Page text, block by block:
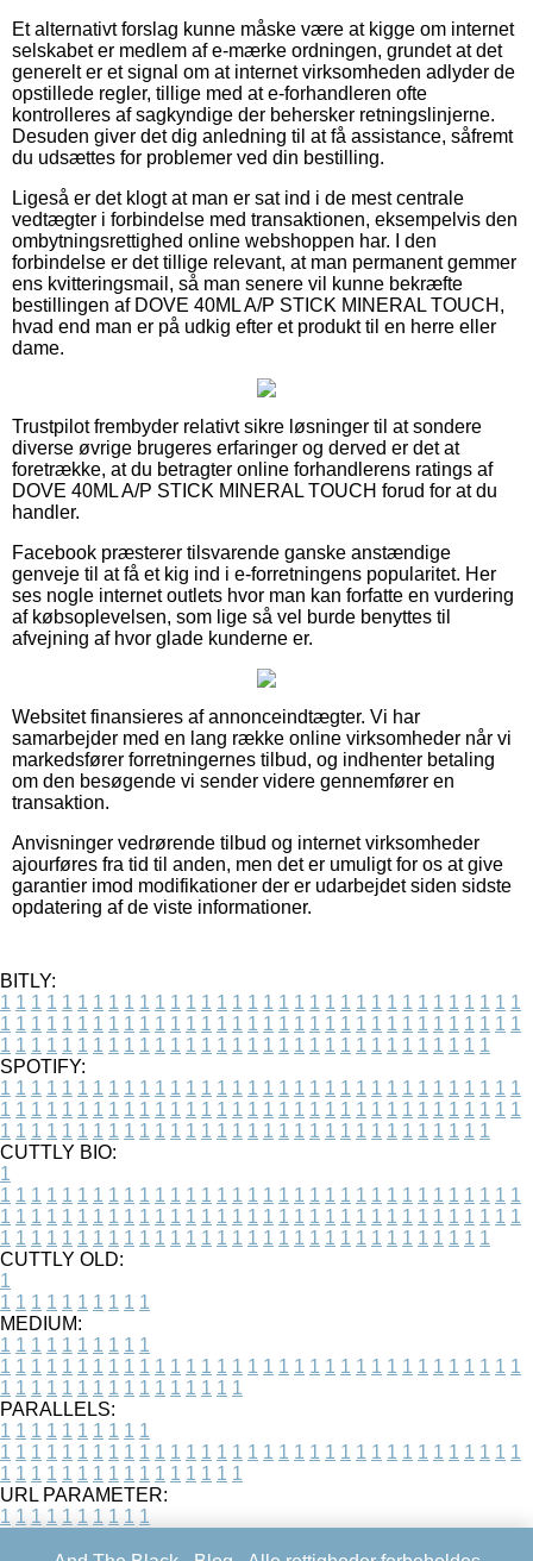
Et alternativt forslag kunne måske være at kigge om internet
selskabet er medlem af e-mærke ordningen, grundet at det
generelt er et signal om at internet virksomheden adlyder de
opstillede regler, tillige med at e-forhandleren ofte
kontrolleres af sagkyndige der behersker retningslinjerne.
Desuden giver det dig anledning til at få assistance, såfremt
du udsættes for problemer ved din bestilling.
Ligeså er det klogt at man er sat ind i de mest centrale
vedtægter i forbindelse med transaktionen, eksempelvis den
ombytningsrettighed online webshoppen har. I den
forbindelse er det tillige relevant, at man permanent gemmer
ens kvitteringsmail, så man senere vil kunne bekræfte
bestillingen af DOVE 40ML A/P STICK MINERAL TOUCH,
hvad end man er på udkig efter et produkt til en herre eller
dame.
Trustpilot frembyder relativt sikre løsninger til at sondere
diverse øvrige brugeres erfaringer og derved er det at
foretrække, at du betragter online forhandlerens ratings af
DOVE 40ML A/P STICK MINERAL TOUCH forud for at du
handler.
Facebook præsterer tilsvarende ganske anstændige
genveje til at få et kig ind i e-forretningens popularitet. Her
ses nogle internet outlets hvor man kan forfatte en vurdering
af købsoplevelsen, som lige så vel burde benyttes til
afvejning af hvor glade kunderne er.
Websitet finansieres af annonceindtægter. Vi har
samarbejder med en lang række online virksomheder når vi
markedsfører forretningernes tilbud, og indhenter betaling
om den besøgende vi sender videre gennemfører en
transaktion.
Anvisninger vedrørende tilbud og internet virksomheder
ajourføres fra tid til anden, men det er umuligt for os at give
garantier imod modifikationer der er udarbejdet siden sidste
opdatering af de viste informationer.
BITLY:
1 1 1 1 1 1 1 1 1 1 1 1 1 1 1 1 1 1 1 1 1 1 1 1 1 1 1 1 1 1 1 1 1 1
1 1 1 1 1 1 1 1 1 1 1 1 1 1 1 1 1 1 1 1 1 1 1 1 1 1 1 1 1 1 1 1 1 1
1 1 1 1 1 1 1 1 1 1 1 1 1 1 1 1 1 1 1 1 1 1 1 1 1 1 1 1 1 1 1 1
SPOTIFY:
1 1 1 1 1 1 1 1 1 1 1 1 1 1 1 1 1 1 1 1 1 1 1 1 1 1 1 1 1 1 1 1 1 1
1 1 1 1 1 1 1 1 1 1 1 1 1 1 1 1 1 1 1 1 1 1 1 1 1 1 1 1 1 1 1 1 1 1
1 1 1 1 1 1 1 1 1 1 1 1 1 1 1 1 1 1 1 1 1 1 1 1 1 1 1 1 1 1 1 1
CUTTLY BIO:
1
1 1 1 1 1 1 1 1 1 1 1 1 1 1 1 1 1 1 1 1 1 1 1 1 1 1 1 1 1 1 1 1 1 1
1 1 1 1 1 1 1 1 1 1 1 1 1 1 1 1 1 1 1 1 1 1 1 1 1 1 1 1 1 1 1 1 1 1
1 1 1 1 1 1 1 1 1 1 1 1 1 1 1 1 1 1 1 1 1 1 1 1 1 1 1 1 1 1 1 1
CUTTLY OLD:
1
1 1 1 1 1 1 1 1 1 1
MEDIUM:
1 1 1 1 1 1 1 1 1 1
1 1 1 1 1 1 1 1 1 1 1 1 1 1 1 1 1 1 1 1 1 1 1 1 1 1 1 1 1 1 1 1 1 1
1 1 1 1 1 1 1 1 1 1 1 1 1 1 1 1
PARALLELS:
1 1 1 1 1 1 1 1 1 1
1 1 1 1 1 1 1 1 1 1 1 1 1 1 1 1 1 1 1 1 1 1 1 1 1 1 1 1 1 1 1 1 1 1
1 1 1 1 1 1 1 1 1 1 1 1 1 1 1 1
URL PARAMETER:
1 1 1 1 1 1 1 1 1 1